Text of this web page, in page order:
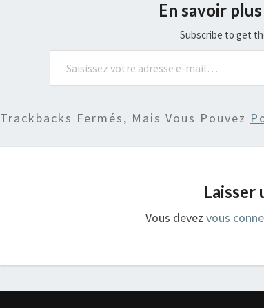
En savoir
Subscribe to get
Saisissez votre adresse e-mail…
Trackbacks Fermés, Mais Vous Pouvez
Laisser
Vous devezvous